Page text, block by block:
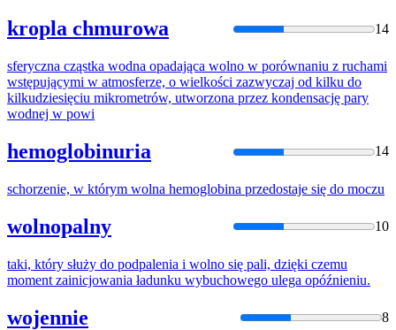
kropla chmurowa 14
sferyczna cząstka wodna opadająca wolno w porównaniu z ruchami
wstępującymi w atmosferze, o wielkości zazwyczaj od kilku do
kilkudziesięciu mikrometrów, utworzona przez kondensację pary
wodnej w powi
hemoglobinuria 14
schorzenie, w którym wolna hemoglobina przedostaje się do moczu
wolnopalny 10
taki, który służy do podpalenia i wolno się pali, dzięki czemu
moment zainicjowania ładunku wybuchowego ulega opóźnieniu.
wojennie 8